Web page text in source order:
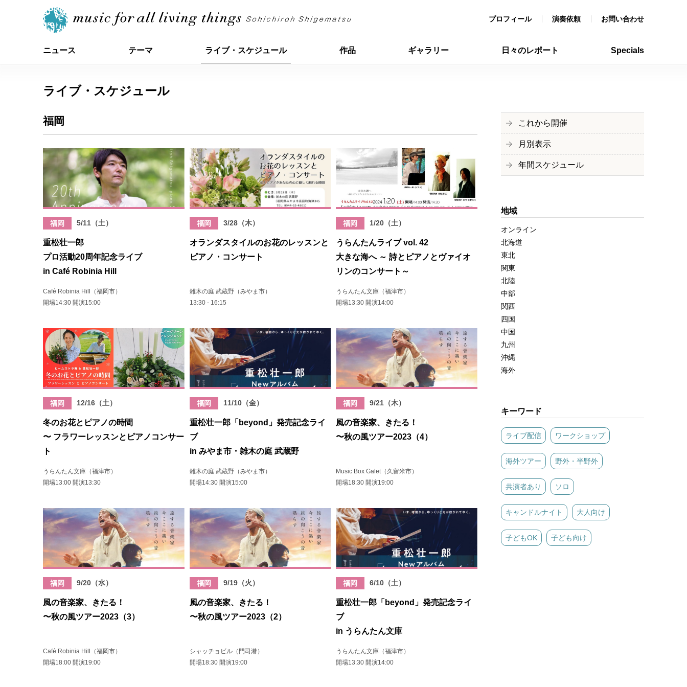
プロフィール 演奏依頼 お問い合わせ
ニュース テーマ ライブ・スケジュール 作品 ギャラリー 日々のレポート Specials
ライブ・スケジュール
福岡
福岡 5/11（土）
重松壮一郎
プロ活動20周年記念ライブ
in Café Robinia Hill
Café Robinia Hill（福岡市）
開場14:30 開演15:00
福岡 3/28（木）
オランダスタイルのお花のレッスンと
ピアノ・コンサート
雑木の庭 武蔵野（みやま市）
13:30 - 16:15
福岡 1/20（土）
うらんたんライブ vol. 42
大きな海へ ～ 詩とピアノとヴァイオ
リンのコンサート～
うらんたん文庫（福津市）
開場13:30 開演14:00
福岡 12/16（土）
冬のお花とピアノの時間
〜 フラワーレッスンとピアノコンサー
ト
うらんたん文庫（福津市）
開場13:00 開演13:30
福岡 11/10（金）
重松壮一郎「beyond」発売記念ライ
ブ
in みやま市・雑木の庭 武蔵野
雑木の庭 武蔵野（みやま市）
開場14:30 開演15:00
福岡 9/21（木）
風の音楽家、きたる！
〜秋の風ツアー2023（4）
Music Box Galet（久留米市）
開場18:30 開演19:00
福岡 9/20（水）
風の音楽家、きたる！
〜秋の風ツアー2023（3）
Café Robinia Hill（福岡市）
開場18:00 開演19:00
福岡 9/19（火）
風の音楽家、きたる！
〜秋の風ツアー2023（2）
シャッチョビル（門司港）
開場18:30 開演19:00
福岡 6/10（土）
重松壮一郎「beyond」発売記念ライ
ブ
in うらんたん文庫
うらんたん文庫（福津市）
開場13:30 開演14:00
これから開催
月別表示
年間スケジュール
地域
オンライン
北海道
東北
関東
北陸
中部
関西
四国
中国
九州
沖縄
海外
キーワード
ライブ配信 ワークショップ
海外ツアー 野外・半野外
共演者あり ソロ
キャンドルナイト 大人向け
子どもOK 子ども向け